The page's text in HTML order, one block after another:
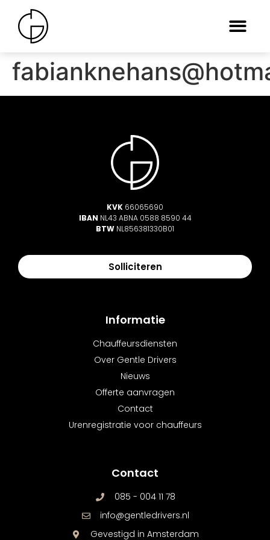
KVK 66065690
IBAN NL43 ABNA 0588 8590 44
BTW NL856381330B01
Solliciteren
Informatie
Chauffeursdiensten
Over Gentle Drivers
Nieuws
Offerte aanvragen
Contact
Urenregistratie voor chauffeurs
Contact
085 - 004 11 78
info@gentledrivers.nl
Gevestigd in Amsterdam